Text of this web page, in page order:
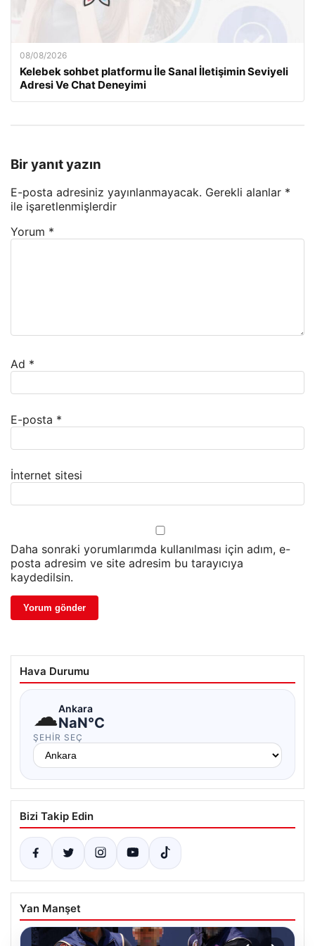
08/08/2026
Kelebek sohbet platformu İle Sanal İletişimin Seviyeli
Adresi Ve Chat Deneyimi
Bir yanıt yazın
E-posta adresiniz yayınlanmayacak. Gerekli alanlar *
ile işaretlenmişlerdir
Yorum *
Ad *
E-posta *
İnternet sitesi
Daha sonraki yorumlarımda kullanılması için adım, e-
posta adresim ve site adresim bu tarayıcıya
kaydedilsin.
Hava Durumu
☁Ankara
NaN°C
ŞEHIR SEÇ
Bizi Takip Edin
Yan Manşet